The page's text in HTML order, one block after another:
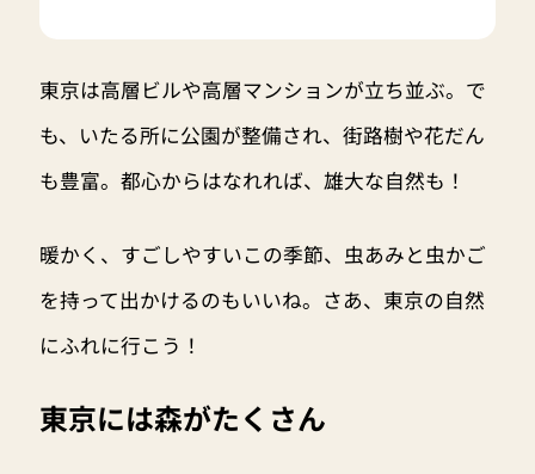
東京は高層ビルや高層マンションが立ち並ぶ。で
も、いたる所に公園が整備され、街路樹や花だん
も豊富。都心からはなれれば、雄大な自然も！
暖かく、すごしやすいこの季節、虫あみと虫かご
を持って出かけるのもいいね。さあ、東京の自然
にふれに行こう！
東京には森がたくさん